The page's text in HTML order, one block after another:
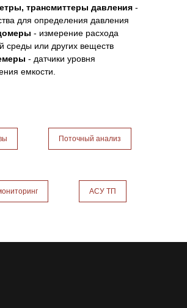
трансмиттеры давления -
для определения давления
- измерение расхода
среды или других веществ
- датчики уровня
емкости.
Поточный анализ
АСУ ТП